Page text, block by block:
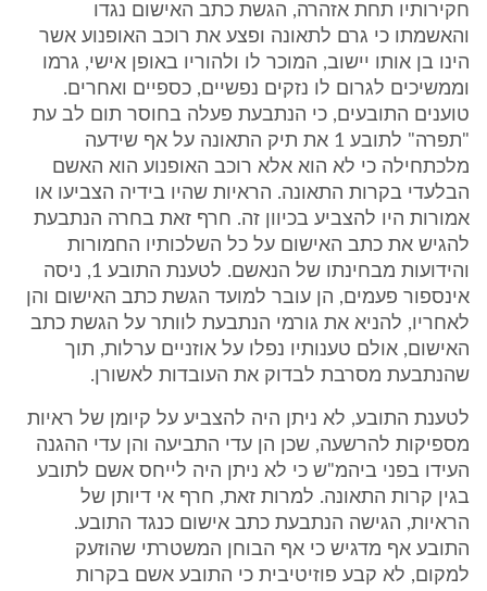
חקירותיו תחת אזהרה, הגשת כתב האישום נגדו
והאשמתו כי גרם לתאונה ופצע את רוכב האופנוע אשר
הינו בן אותו יישוב, המוכר לו ולהוריו באופן אישי, גרמו
וממשיכים לגרום לו נזקים נפשיים, כספיים ואחרים.
טוענים התובעים, כי הנתבעת פעלה בחוסר תום לב עת
"תפרה" לתובע 1 את תיק התאונה על אף שידעה
מלכתחילה כי לא הוא אלא רוכב האופנוע הוא האשם
הבלעדי בקרות התאונה. הראיות שהיו בידיה הצביעו או
אמורות היו להצביע בכיוון זה. חרף זאת בחרה הנתבעת
להגיש את כתב האישום על כל השלכותיו החמורות
והידועות מבחינתו של הנאשם. לטענת התובע 1, ניסה
אינספור פעמים, הן עובר למועד הגשת כתב האישום והן
לאחריו, להניא את גורמי הנתבעת לוותר על הגשת כתב
האישום, אולם טענותיו נפלו על אוזניים ערלות, תוך
שהנתבעת מסרבת לבדוק את העובדות לאשורן.
לטענת התובע, לא ניתן היה להצביע על קיומן של ראיות
מספיקות להרשעה, שכן הן עדי התביעה והן עדי ההגנה
העידו בפני ביהמ"ש כי לא ניתן היה לייחס אשם לתובע
בגין קרות התאונה. למרות זאת, חרף אי דיותן של
הראיות, הגישה הנתבעת כתב אישום כנגד התובע.
התובע אף מדגיש כי אף הבוחן המשטרתי שהוזעק
למקום, לא קבע פוזיטיבית כי התובע אשם בקרות